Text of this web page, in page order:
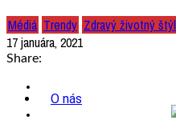
O nás
Médiá Trendy Zdravý životný štýl
17 januára, 2021
Share: